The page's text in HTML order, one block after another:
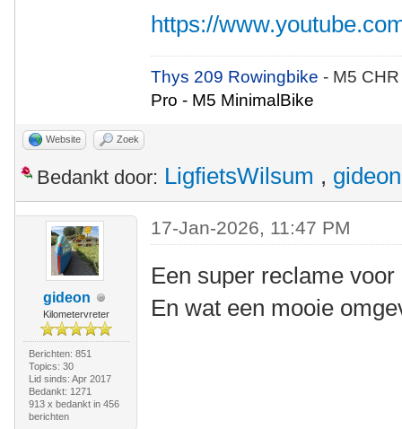
https://
Thys 209 Rowingbike- M5
Pro - M5 MinimalBike
Website Zoek
Bedankt door: LigfietsWilsum , gideon
gideon
Kilometervreter
Berichten: 851
Topics: 30
Lid sinds: Apr 2017
Bedankt: 1271
913 x bedankt in 456
berichten
17-Jan-2026, 11:47 PM
Een super reclame
En wat een mooie